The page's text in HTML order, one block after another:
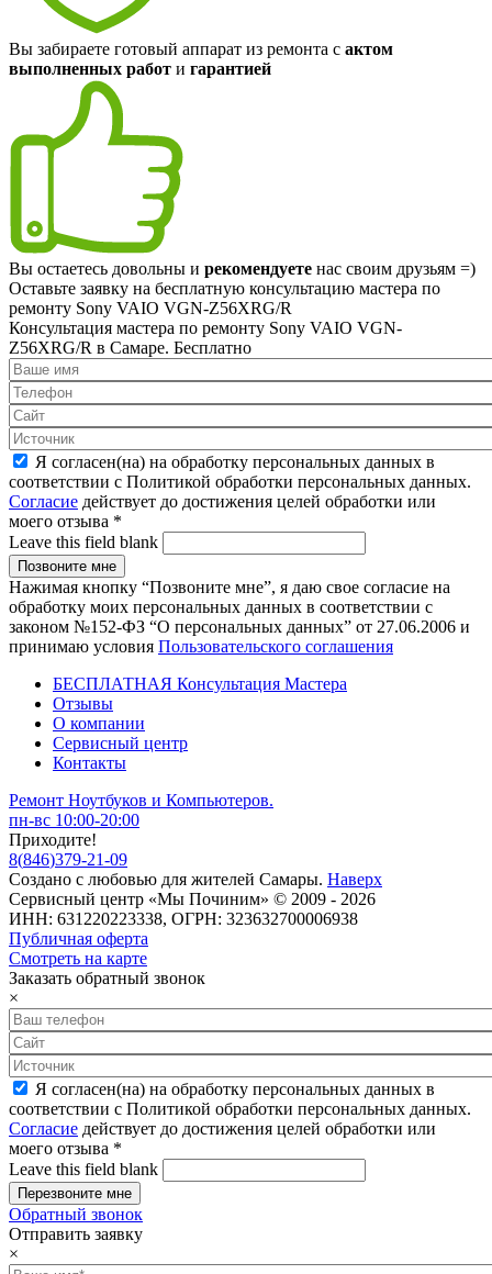
Вы забираете готовый аппарат из ремонта с актом
выполненных работ и гарантией
Вы остаетесь довольны и рекомендуете нас своим друзьям =)
Оставьте заявку на бесплатную консультацию мастера по
ремонту Sony VAIO VGN-Z56XRG/R
Консультация мастера по ремонту Sony VAIO VGN-
Z56XRG/R в Самаре. Бесплатно
Я согласен(на) на обработку персональных данных в
соответствии с Политикой обработки персональных данных.
Согласие действует до достижения целей обработки или
моего отзыва *
Leave this field blank
Нажимая кнопку “Позвоните мне”, я даю свое согласие на
обработку моих персональных данных в соответствии с
законом №152-ФЗ “О персональных данных” от 27.06.2006 и
принимаю условия Пользовательского соглашения
БЕСПЛАТНАЯ Консультация Мастера
Отзывы
О компании
Сервисный центр
Контакты
Ремонт Ноутбуков и Компьютеров.
пн-вс 10:00-20:00
Приходите!
8(846)379-21-09
Создано с любовью для жителей Самары. Наверх
Сервисный центр «Мы Починим» © 2009 - 2026
ИНН: 631220223338, ОГРН: 323632700006938
Публичная оферта
Смотреть на карте
Заказать обратный звонок
×
Я согласен(на) на обработку персональных данных в
соответствии с Политикой обработки персональных данных.
Согласие действует до достижения целей обработки или
моего отзыва *
Leave this field blank
Обратный звонок
Отправить заявку
×